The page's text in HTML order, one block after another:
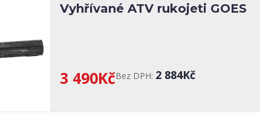
Vyhřívané ATV rukojeti GOES
3 490KčBez DPH: 2 884Kč